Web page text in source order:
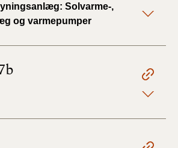
Solvarme-,
og varmepumper